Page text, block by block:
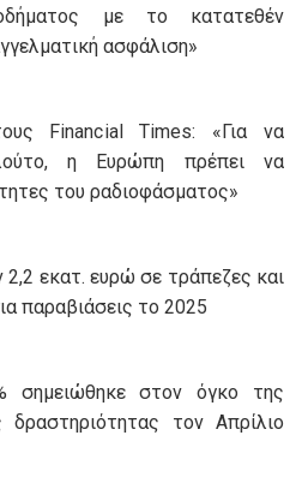
με το κατατεθέν
ασφάλιση»
Financial Times: «Για να
η Ευρώπη πρέπει να
του ραδιοφάσματος»
εκατ. ευρώ σε τράπεζες και
παραβιάσεις το 2025
σημειώθηκε στον όγκο της
δραστηριότητας τον Απρίλιο